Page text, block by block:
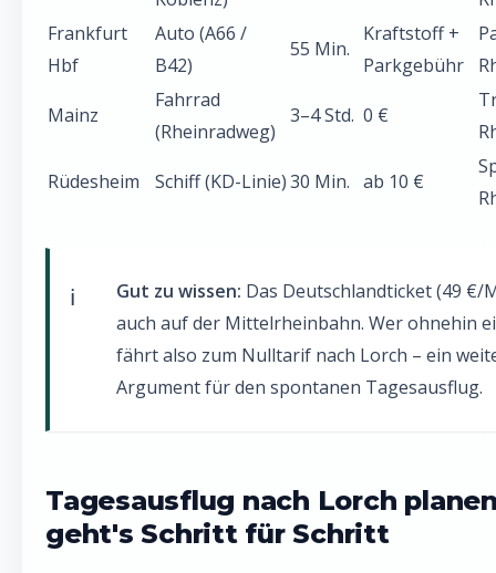
Frankfurt
Hbf
Auto (A66 /
B42)
55 Min.
Kraftstoff +
Parkgebühr
Mainz
Fahrrad
(Rheinradweg)
3–4 Std. 0 €
Rüdesheim Schiff (KD-Linie)30 Min. ab 10 €
Gut zu wissen: Das Deutschlandticket (49 €/
auch auf der Mittelrheinbahn. Wer ohnehin
fährt also zum Nulltarif nach Lorch – ein
Argument für den spontanen Tagesausflug.
Tagesausflug nach Lorch
geht's Schritt für Schritt